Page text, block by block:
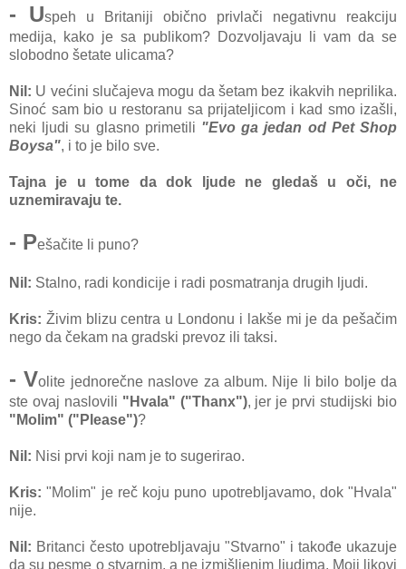
- Uspeh u Britaniji obično privlači negativnu reakciju
medija, kako je sa publikom? Dozvoljavaju li vam da se
slobodno šetate ulicama?
Nil: U većini slučajeva mogu da šetam bez ikakvih neprilika.
Sinoć sam bio u restoranu sa prijateljicom i kad smo izašli,
neki ljudi su glasno primetili "Evo ga jedan od Pet Shop
Boysa", i to je bilo sve.
Tajna je u tome da dok ljude ne gledaš u oči, ne
uznemiravaju te.
- Pešačite li puno?
Nil: Stalno, radi kondicije i radi posmatranja drugih ljudi.
Kris: Živim blizu centra u Londonu i lakše mi je da pešačim
nego da čekam na gradski prevoz ili taksi.
- Volite jednorečne naslove za album. Nije li bilo bolje da
ste ovaj naslovili "Hvala" ("Thanx"), jer je prvi studijski bio
"Molim" ("Please")?
Nil: Nisi prvi koji nam je to sugerirao.
Kris: "Molim" je reč koju puno upotrebljavamo, dok "Hvala"
nije.
Nil: Britanci često upotrebljavaju "Stvarno" i takođe ukazuje
da su pesme o stvarnim, a ne izmišljenim ljudima. Moji likovi